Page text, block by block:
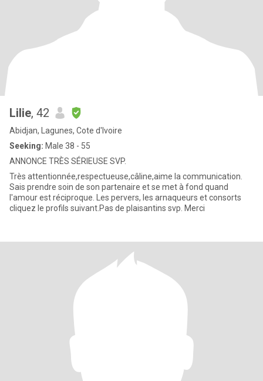
Lilie, 42
Abidjan, Lagunes, Cote d'Ivoire
Seeking: Male 38 - 55
ANNONCE TRÈS SÉRIEUSE SVP.
Très attentionnée,respectueuse,câline,aime la communication.
Sais prendre soin de son partenaire et se met à fond quand
l'amour est réciproque. Les pervers, les arnaqueurs et consorts
cliquez le profils suivant.Pas de plaisantins svp. Merci